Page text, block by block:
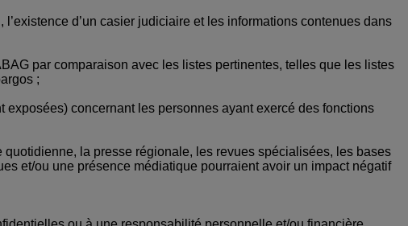
d’un casier judiciaire et les informations contenues dans
par comparaison avec les listes pertinentes, telles que les listes
;
concernant les personnes ayant exercé des fonctions
la presse régionale, les revues spécialisées, les bases
et/ou une présence médiatique pourraient avoir un impact négatif